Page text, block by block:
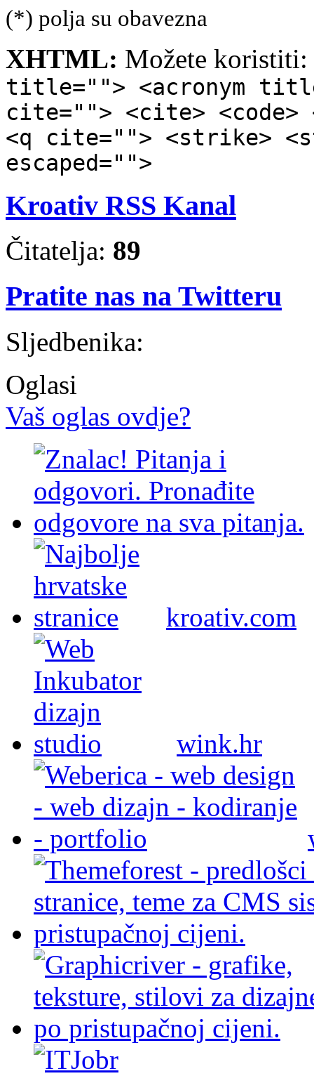
(*) polja su obavezna
XHTML: Možete koristiti:
title=""> <acronym
cite=""> <cite> <code>
<q cite=""> <strike>
escaped="">
Kroativ RSS Kanal
Čitatelja: 89
Pratite nas na Twitteru
Sljedbenika:
Oglasi
Vaš oglas ovdje?
kroativ.com
wink.hr